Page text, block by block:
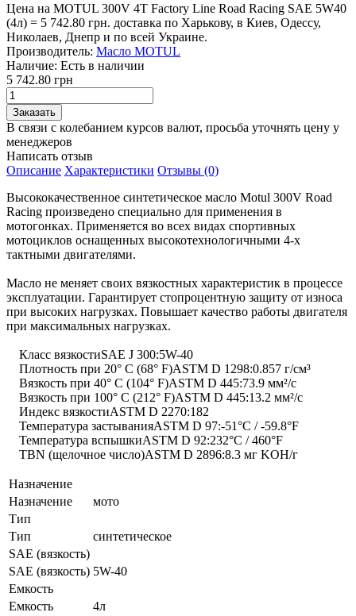
Цена на MOTUL 300V 4T Factory Line Road Racing SAE 5W40
(4л) = 5 742.80 грн. доставка по Харькову, в Киев, Одессу,
Николаев, Днепр и по всей Украине.
Производитель: Масло MOTUL
Наличие: Есть в наличии
5 742.80 грн
В связи с колебанием курсов валют, просьба уточнять цену у
менеджеров
Написать отзыв
Описание Характеристики Отзывы (0)
Высококачественное синтетическое масло Motul 300V Road
Racing произведено специально для применения в
мотогонках. Применяется во всех видах спортивных
мотоциклов оснащенных высокотехнологичными 4-х
тактными двигателями.
Масло не меняет своих вязкостных характеристик в процессе
эксплуатации. Гарантирует стопроцентную защиту от износа
при высоких нагрузках. Повышает качество работы двигателя
при максимальных нагрузках.
Класс вязкостиSAE J 300:5W-40
Плотность при 20° С (68° F)ASTM D 1298:0.857 г/см³
Вязкость при 40° С (104° F)ASTM D 445:73.9 мм²/с
Вязкость при 100° С (212° F)ASTM D 445:13.2 мм²/с
Индекс вязкостиASTM D 2270:182
Температура застыванияASTM D 97:-51°C / -59.8°F
Температура вспышкиASTM D 92:232°C / 460°F
TBN (щелочное число)ASTM D 2896:8.3 мг KOH/г
Назначение
Назначение
мото
Тип
Тип
синтетическое
SAE (вязкость)
SAE (вязкость) 5W-40
Емкость
Емкость
4л